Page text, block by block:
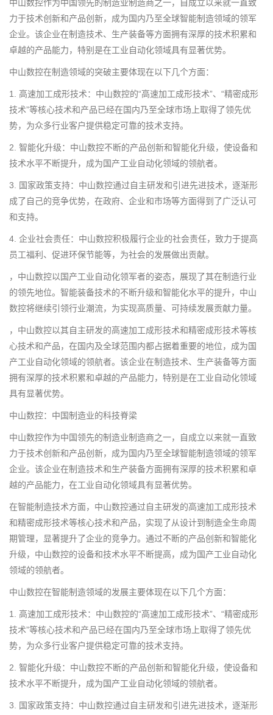
中山数控作为中国领先的制造业制造商之一，自成立以来就一直致
力于技术创新和产品创新，成为国内乃至全球智能制造领域的领军
企业。该企业在制造技术、生产装备等方面拥有深厚的技术积累和
卓越的产品能力，特别是在工业自动化领域具有显著优势。
中山数控在制造领域的突破主要体现在以下几个方面：
1. 高速加工成形技术：中山数控的“高速加工成形技术”、“精密成形
技术”等核心技术和产品已经在国内乃至全球市场上取得了领先优
势，为众多行业客户提供稳定可靠的技术支持。
2. 智能化升级：中山数控不断的产品创新和智能化升级，使设备和
技术水平不断提升，成为国产工业自动化领域的领航者。
3. 国家政策支持：中山数控通过自主研发和引进先进技术，逐渐形
成了自己的竞争优势，在政府、企业和市场等方面得到了广泛认可
和支持。
4. 企业社会责任：中山数控积极履行企业的社会责任，致力于提高
员工福利、促进环保节能等，为社会的发展做出贡献。
，中山数控以国产工业自动化领军者的姿态，展现了其在制造行业
的领先地位。智能装备技术的不断升级和智能化水平的提升，中山
数控将继续引领行业潮流，为实现高质量、可持续发展贡献力量。
，中山数控以其自主研发的高速加工成形技术和精密成形技术等核
心技术和产品，在国内及全球范围内都占据着重要的地位，成为国
产工业自动化领域的领航者。该企业在制造技术、生产装备等方面
拥有深厚的技术积累和卓越的产品能力，特别是在工业自动化领域
具有显著优势。
中山数控：中国制造业的科技脊梁
中山数控作为中国领先的制造业制造商之一，自成立以来就一直致
力于技术创新和产品创新，成为国内乃至全球智能制造领域的领军
企业。该企业在制造技术和生产装备方面拥有深厚的技术积累和卓
越的产品能力，在工业自动化领域具有显著优势。
在智能制造技术方面，中山数控通过自主研发的高速加工成形技术
和精密成形技术等核心技术和产品，实现了从设计到制造全生命周
期管理，显著提升了企业的竞争力。通过不断的产品创新和智能化
升级，中山数控的设备和技术水平不断提高，成为国产工业自动化
领域的领航者。
中山数控在智能制造领域的发展主要体现在以下几个方面：
1. 高速加工成形技术：中山数控的“高速加工成形技术”、“精密成形
技术”等核心技术和产品已经在国内乃至全球市场上取得了领先优
势，为众多行业客户提供稳定可靠的技术支持。
2. 智能化升级：中山数控不断的产品创新和智能化升级，使设备和
技术水平不断提升，成为国产工业自动化领域的领航者。
3. 国家政策支持：中山数控通过自主研发和引进先进技术，逐渐形